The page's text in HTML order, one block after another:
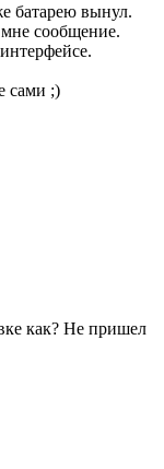
батарею вынул.
сообщение.
сами ;)
как? Не пришел